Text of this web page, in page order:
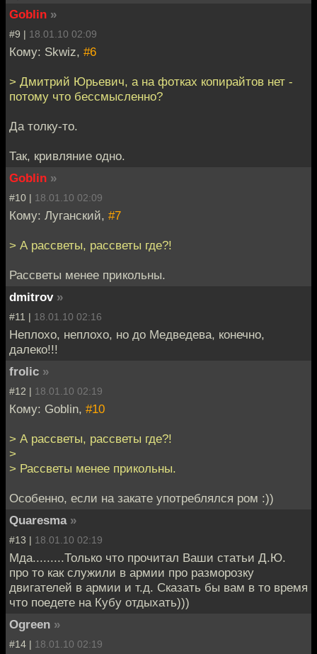
Goblin »
#9 | 18.01.10 02:09
Кому: Skwiz, #6
> Дмитрий Юрьевич, а на фотках копирайтов нет -
потому что бессмысленно?
Да толку-то.
Так, кривляние одно.
Goblin »
#10 | 18.01.10 02:09
Кому: Луганский, #7
> А рассветы, рассветы где?!
Рассветы менее прикольны.
dmitrov »
#11 | 18.01.10 02:16
Неплохо, неплохо, но до Медведева, конечно,
далеко!!!
frolic »
#12 | 18.01.10 02:19
Кому: Goblin, #10
> А рассветы, рассветы где?!
>
> Рассветы менее прикольны.
Особенно, если на закате употреблялся ром :))
Quaresma »
#13 | 18.01.10 02:19
Мда.........Только что прочитал Ваши статьи Д.Ю.
про то как служили в армии про разморозку
двигателей в армии и т.д. Сказать бы вам в то время
что поедете на Кубу отдыхать)))
Ogreen »
#14 | 18.01.10 02:19